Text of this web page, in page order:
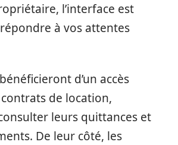
l’interface est
à vos attentes
d’un accès
de location,
leurs quittances et
De leur côté, les